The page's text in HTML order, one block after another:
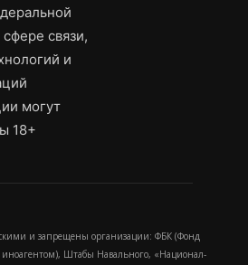
связи,
и
могут
18+
и запрещены организации: ФБК (Фонд
Штабы Навального, «Национал-